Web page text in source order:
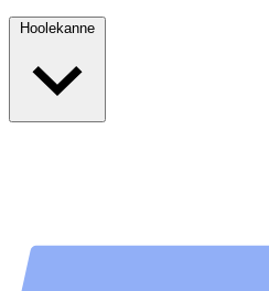
Hoolekanne